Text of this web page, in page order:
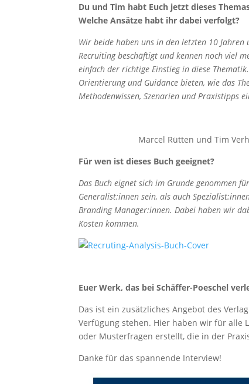
Du und Tim habt Euch jetzt dieses
Welche Ansätze habt ihr dabei verfolgt?
Wir beide haben uns in den letzten 10
Recruiting beschäftigt und kennen noch viel
einfach der richtige Einstieg in diese
Orientierung und Guidance bieten, wie das
Methodenwissen, Szenarien und Praxistipps
Marcel Rütten und Tim
Für wen ist dieses Buch geeignet?
Das Buch eignet sich im Grunde genommen
Generalist:innen sein, als auch
Branding Manager:innen. Dabei haben wir
Kosten kommen.
Euer Werk, das bei Schäffer-Poeschel
Das ist ein zusätzliches Angebot des
Verfügung stehen. Hier haben wir für alle
oder Musterfragen erstellt, die in der
Danke für das spannende Interview!